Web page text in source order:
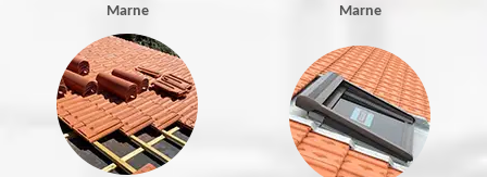
Marne
Marne